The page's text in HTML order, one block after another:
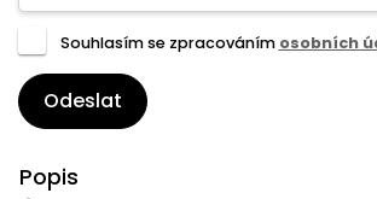
Souhlasím se zpracováním osobních
Odeslat
Popis